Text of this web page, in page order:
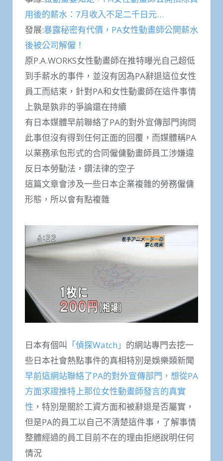
用後的薪水：7月收入不足二千日元…
發展:暴露秘密有代價，PA女性動畫師公開薪水
後被公司解僱！
原P.A.WORKS女性動畫師在推特曝光自己超低
到手薪水的事件，並沒有因為PA辭退這位女性
員工而結束，針對PA和女性動畫師在這件事情
上孰是孰非的爭論還在持續
有日本媒體早前聯絡了PA的對外宣傳部門詢問
此事但沒有得到任何正面的回覆，而媒體稱PA
以業務承包形式的合同僱傭動畫師員工涉嫌違
反日本勞動法，鑽法律的空子
這篇文章會涉及一些日本企業複雜的勞務僱傭
形態，所以會有點複雜
日本有個叫 「偵探Watch」 的網站專門去挖一
些日本社會熱點事件的真相特別是娛樂類新聞
早前這網站聯絡了PA的對外宣傳部門，想從PA
方面求證推特上那位女性動畫師發言的真實
性 ，特別是關於工資方面和被辭退是否屬實，
但是PA的員工以自己不清楚這件事，了解事情
整體經過的員工目前不在的理由拒絕說明任何
情況